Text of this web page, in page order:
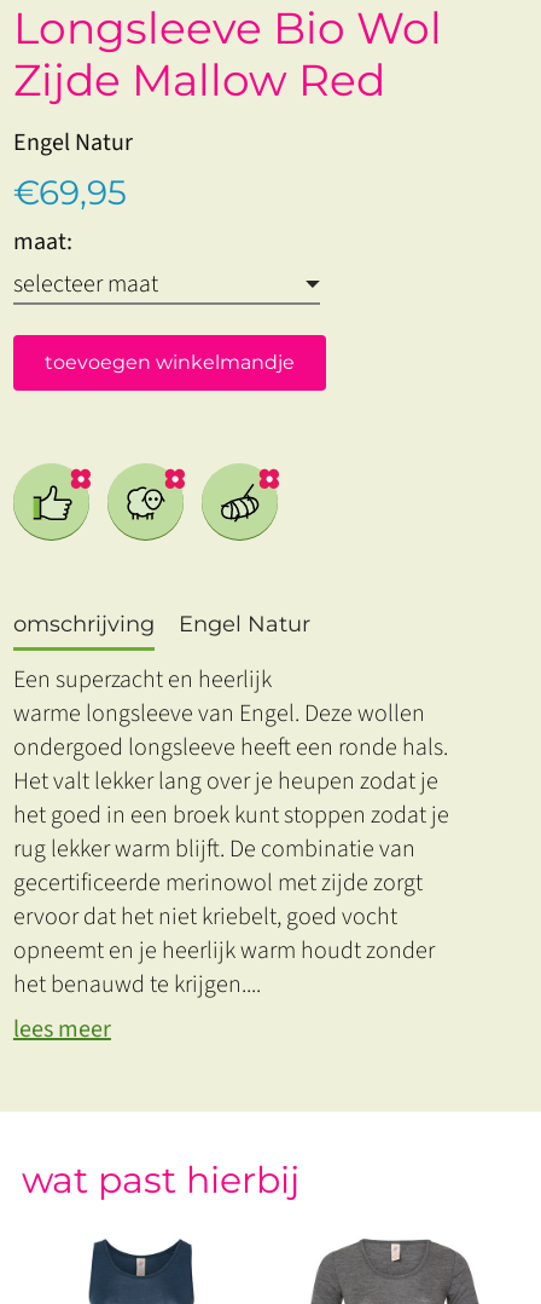
Longsleeve Bio Wol
Zijde Mallow Red
Engel Natur
€69,95
maat:
toevoegen winkelmandje
omschrijving Engel Natur
Een superzacht en heerlijk
warme longsleeve van Engel. Deze wollen
ondergoed longsleeve heeft een ronde hals.
Het valt lekker lang over je heupen zodat je
het goed in een broek kunt stoppen zodat je
rug lekker warm blijft. De combinatie van
gecertificeerde merinowol met zijde zorgt
ervoor dat het niet kriebelt, goed vocht
opneemt en je heerlijk warm houdt zonder
het benauwd te krijgen....
lees meer
wat past hierbij